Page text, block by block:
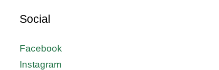
Social
Facebook
Instagram